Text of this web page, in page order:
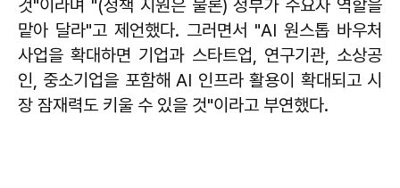
것"이라며 "(정책 지원은 물론) 정부가 수요자 역할을
맡아 달라"고 제언했다. 그러면서 "AI 원스톱 바우처
사업을 확대하면 기업과 스타트업, 연구기관, 소상공
인, 중소기업을 포함해 AI 인프라 활용이 확대되고 시
장 잠재력도 키울 수 있을 것"이라고 부연했다.